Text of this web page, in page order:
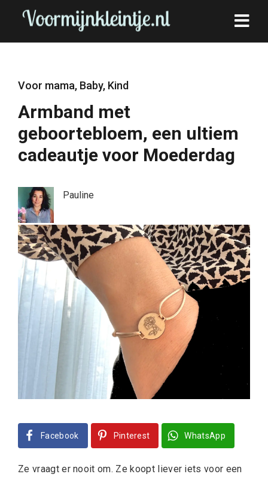
Voor mama, Baby, Kind
Armband met
geboortebloem, een ultiem
cadeautje voor Moederdag
Pauline
Facebook Pinterest WhatsApp
Ze vraagt er nooit om. Ze koopt liever iets voor een